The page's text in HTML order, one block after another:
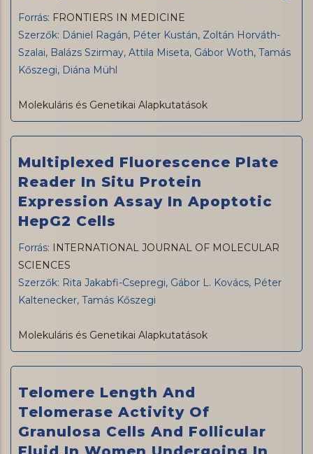
Forrás: FRONTIERS IN MEDICINE
Szerzők: Dániel Ragán, Péter Kustán, Zoltán Horváth-
Szalai, Balázs Szirmay, Attila Miseta, Gábor Woth, Tamás
Kőszegi, Diána Mühl
Molekuláris és Genetikai Alapkutatások
Multiplexed Fluorescence Plate
Reader In Situ Protein
Expression Assay In Apoptotic
HepG2 Cells
Forrás:
INTERNATIONAL JOURNAL OF MOLECULAR
SCIENCES
Szerzők: Rita Jakabfi-Csepregi, Gábor L. Kovács, Péter
Kaltenecker, Tamás Kőszegi
Molekuláris és Genetikai Alapkutatások
Telomere Length And
Telomerase Activity Of
Granulosa Cells And Follicular